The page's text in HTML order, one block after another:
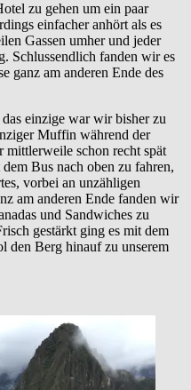
zu gehen um ein paar
einfacher anhört als es
Gassen umher und jeder
Schlussendlich fanden wir es
ganz am anderen Ende des
einzige war wir bisher zu
Muffin während der
schon recht spät
Bus nach oben zu fahren,
vorbei an unzähligen
am anderen Ende fanden wir
und Sandwiches zu
gestärkt ging es mit dem
den Berg hinauf zu unserem